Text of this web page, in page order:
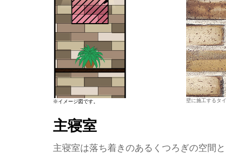
※イメージ図です。 壁に施工するタ
主寝室
主寝室は落ち着きのあるくつろぎの空間